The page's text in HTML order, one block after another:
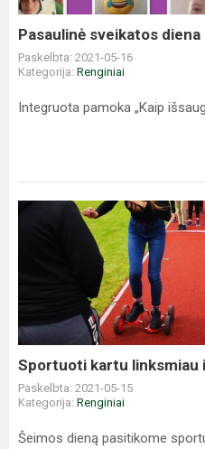
Pasaulinė sveikatos diena
Paskelbta: 2021-05-16
Kategorija: Renginiai
Integruota pamoka „Kaip
Sportuoti
Sportuoti kartu linksmiau
Paskelbta: 2021-05-15
Kategorija: Renginiai
Šeimos dieną pasitikome